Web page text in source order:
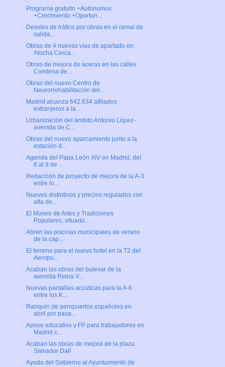
Programa gratuito +Autónomos
+Crecimiento +Oportun...
Desvíos de tráfico por obras en el ramal de
salida...
Obras de 4 nuevas vías de apartado en
Atocha Cerca...
Obras de mejora de aceras en las calles
Condesa de...
Obras del nuevo Centro de
Neurorrehabilitación del...
Madrid alcanza 642.634 afiliados
extranjeros a la ...
Urbanización del ámbito Antonio López-
avenida de C...
Obras del nuevo aparcamiento junto a la
estación d...
Agenda del Papa León XIV en Madrid, del
6 al 9 de ...
Redacción de proyecto de mejora de la A-3
entre lo...
Nuevos distintivos y precios regulados con
alta de...
El Museo de Artes y Tradiciones
Populares, situado...
Abren las piscinas municipales de verano
de la cap...
El terreno para el nuevo hotel en la T2 del
Aeropu...
Acaban las obras del bulevar de la
avenida Reina V...
Nuevas pantallas acústicas para la A-6
entre los K...
Ranquin de aeropuertos españoles en
abril por pasa...
Apoyo educativo y FP para trabajadores en
Madrid c...
Acaban las obras de mejora de la plaza
Salvador Dalí
Ayuda del Gobierno al Ayuntamiento de